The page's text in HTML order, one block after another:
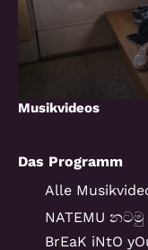
Musikvideos
Das Programm
Alle
NATEMU නටමු
BrEaK iNtO